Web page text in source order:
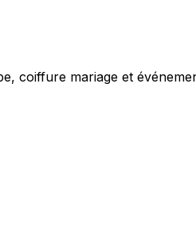
coiffure mariage et